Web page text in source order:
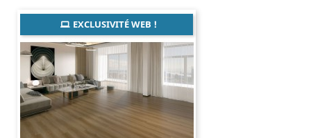
EXCLUSIVITÉ WEB !